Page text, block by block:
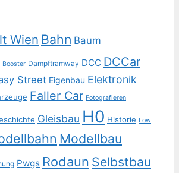
Wien Bahn Baum
Booster Dampftramway DCC DCCar
Street Eigenbau Elektronik
Faller Car Fotografieren
Gleisbau H0 Historie Low
Modellbau
Pwgs Rodaun Selbstbau